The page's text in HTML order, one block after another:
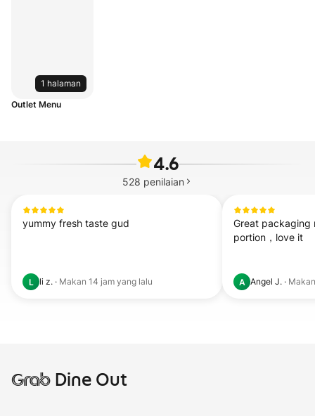
1 halaman
Outlet Menu
4.6
528 penilaian
yummy fresh taste gud
L li z. · Makan 14 jam yang lalu
Great packaging
portion，love it
A Angel J. ·
GrabDine Out